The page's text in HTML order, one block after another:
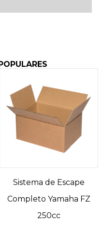
Sistema de Escape
Completo Yamaha FZ
250cc